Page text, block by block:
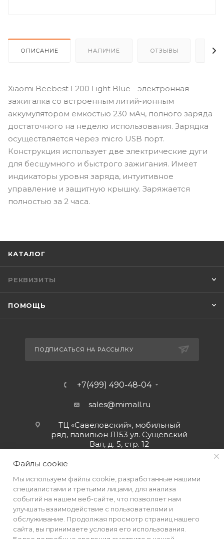
ОПИСАНИЕ НАЛИЧИЕ ОТЗЫВЫ
Xiaomi Beebest L200 Light Blue - электронная
зажигалка со встроенным литий-ионным
аккумулятором емкостью 230 мАч, полного заряда
достаточного на неделю использования. Зарядка
осуществляется через micro USB порт.
Конструкция использует две электрические дуги
для бесшумного и быстрого зажигания. Имеет
индикаторы уровня заряда, интуитивное
управление и защитную крышку. Заряжается
полностью за 2 часа.
КАТАЛОГ
РЕКВИЗИТЫ
ПОМОЩЬ
ПОДПИСАТЬСЯ НА РАССЫЛКУ
+7(499) 490-48-04
sales@mimall.ru
ТЦ «Савеловский», мобильный
ряд, павильон Л153 ул. Сущевский
Вал, д. 5, стр. 12
Файлы cookie
Мы используем файлы cookie, разработанные нашими
специалистами и третьими лицами, для анализа
событий на нашем веб-сайте, что позволяет нам
улучшать взаимодействие с пользователями и
обслуживание. Продолжая просмотр страниц нашего
сайта, вы принимаете условия его использования.